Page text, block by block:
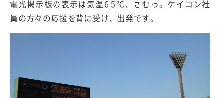
電光掲示板の表示は気温6.5℃、さむっ。ケイコン社
員の方々の応援を背に受け、出発です。